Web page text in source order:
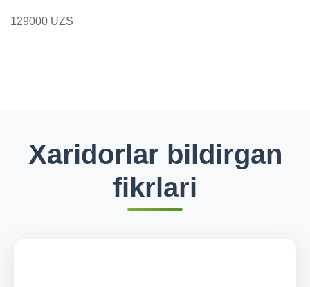
129000 UZS
Xaridorlar bildirgan
fikrlari